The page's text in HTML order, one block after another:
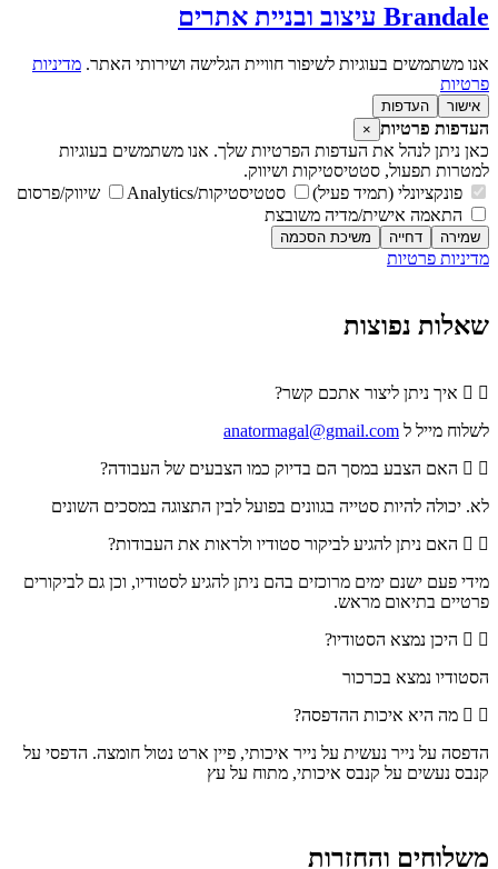
Brandale עיצוב ובניית אתרים
אנו משתמשים בעוגיות לשיפור חוויית הגלישה ושירותי האתר. מדיניות
פרטיות
אישור העדפות
העדפות פרטיות ×
כאן ניתן לנהל את העדפות הפרטיות שלך. אנו משתמשים בעוגיות
למטרות תפעול, סטטיסטיקות ושיווק.
פונקציונלי (תמיד פעיל)
סטטיסטיקות/Analytics
שיווק/פרסום
התאמה אישית/מדיה משובצת
שמירה דחייה משיכת הסכמה
מדיניות פרטיות
שאלות נפוצות
איך ניתן ליצור אתכם קשר?
לשלוח מייל ל anatormagal@gmail.com
האם הצבע במסך הם בדיוק כמו הצבעים של העבודה?
לא. יכולה להיות סטייה בגוונים בפועל לבין התצוגה במסכים השונים
האם ניתן להגיע לביקור סטודיו ולראות את העבודות?
מידי פעם ישנם ימים מרוכזים בהם ניתן להגיע לסטודיו, וכן גם לביקורים
פרטיים בתיאום מראש.
היכן נמצא הסטודיו?
הסטודיו נמצא בכרכור
מה היא איכות ההדפסה?
הדפסה על נייר נעשית על נייר איכותי, פיין ארט נטול חומצה. הדפסי על
קנבס נעשים על קנבס איכותי, מתוח על עץ
משלוחים והחזרות